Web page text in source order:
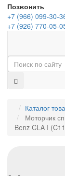
Позвонить
+7 (966) 099-30-
+7 (926) 770-05-
Каталог
Моторчик
Benz CLA I